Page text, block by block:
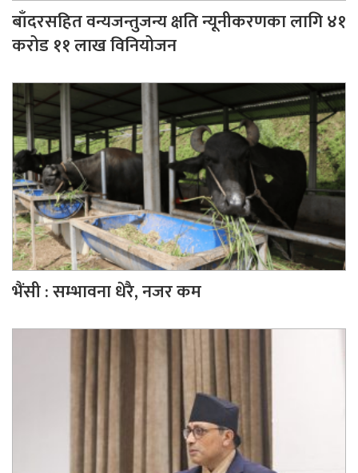
बाँदरसहित वन्यजन्तुजन्य क्षति न्यूनीकरणका लागि ४१
करोड ११ लाख विनियोजन
भैंसी : सम्भावना धेरै, नजर कम